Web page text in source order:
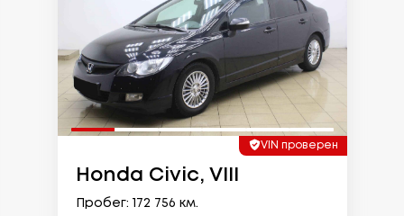
VIN проверен
Honda Civic, VIII
Пробег: 172 756 км.